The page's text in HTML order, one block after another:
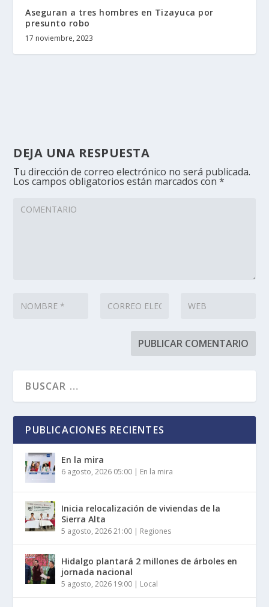
Aseguran a tres hombres en Tizayuca por
presunto robo
17 noviembre, 2023
DEJA UNA RESPUESTA
Tu dirección de correo electrónico no será publicada.
Los campos obligatorios están marcados con*
PUBLICACIONES RECIENTES
En la mira
6 agosto, 2026 05:00 | En la mira
Inicia relocalización de viviendas de la
Sierra Alta
5 agosto, 2026 21:00 | Regiones
Hidalgo plantará 2 millones de árboles en
jornada nacional
5 agosto, 2026 19:00 | Local